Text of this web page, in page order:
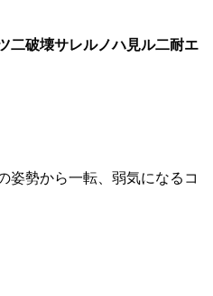
二破壊サレルノハ見ル二耐エ
姿勢から一転、弱気になるコ